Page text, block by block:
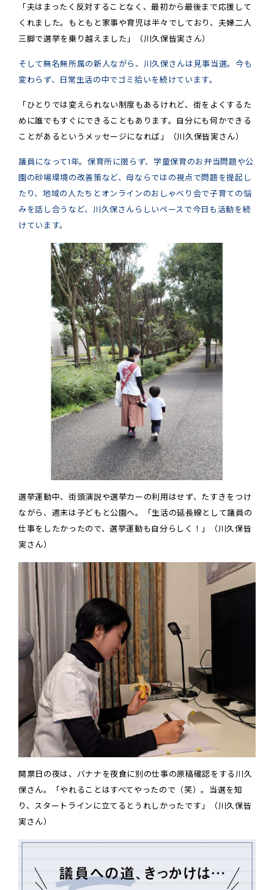
「夫はまったく反対することなく、最初から最後まで応援して
くれました。もともと家事や育児は半々でしており、夫婦二人
三脚で選挙を乗り越えました」（川久保皆実さん）
そして無名無所属の新人ながら、川久保さんは見事当選。今も
変わらず、日常生活の中でゴミ拾いを続けています。
「ひとりでは変えられない制度もあるけれど、街をよくするた
めに誰でもすぐにできることもあります。自分にも何かできる
ことがあるというメッセージになれば」（川久保皆実さん）
議員になって1年。保育所に限らず、学童保育のお弁当問題や公
園の砂場環境の改善策など、母ならではの視点で問題を提起し
たり、地域の人たちとオンラインのおしゃべり会で子育ての悩
みを話し合うなど、川久保さんらしいペースで今日も活動を続
けています。
選挙運動中、街頭演説や選挙カーの利用はせず、たすきをつけ
ながら、週末は子どもと公園へ。「生活の延長線として議員の
仕事をしたかったので、選挙運動も自分らしく！」（川久保皆
実さん）
開票日の夜は、バナナを夜食に別の仕事の原稿確認をする川久
保さん。「やれることはすべてやったので（笑）。当選を知
り、スタートラインに立てるとうれしかったです」（川久保皆
実さん）